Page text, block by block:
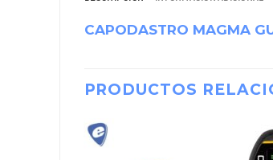
CAPODASTRO MAGMA
PRODUCTOS